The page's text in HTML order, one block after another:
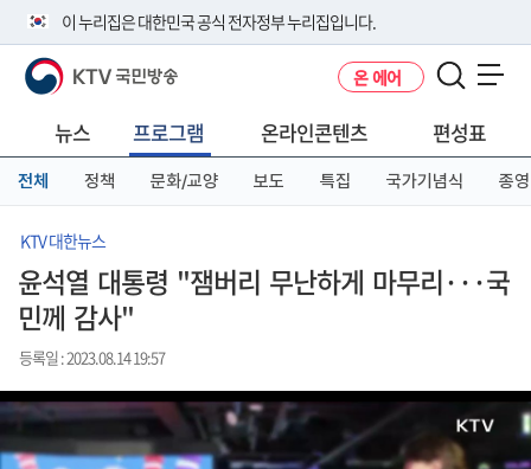
이 누리집은 대한민국 공식 전자정부 누리집입니다.
공식 누리집 주소 확인하기
니다.
이밖에 or.kr 또는 .kr등 다른 도메인 주소를 사용하고 있다면 아래 URL에
서 도메인 주소를 확인해 보세요
KTV 국민방송 온 에어
뉴스 프로그램 온라인콘텐츠 편성표
전체 정책 문화/교양 보도 특집 국가기념식 종영
KTV 대한뉴스
윤석열 대통령 "잼버리 무난하게 마무리···국
민께 감사"
등록일 : 2023.08.14 19:57